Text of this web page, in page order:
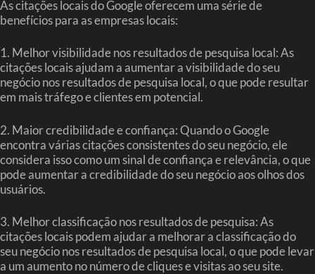
As citações locais do Google oferecem uma série de
benefícios para as empresas locais:
1. Melhor visibilidade nos resultados de pesquisa local: As
citações locais ajudam a aumentar a visibilidade do seu
negócio nos resultados de pesquisa local, o que pode resultar
em mais tráfego e clientes em potencial.
2. Maior credibilidade e confiança: Quando o Google
encontra várias citações consistentes do seu negócio, ele
considera isso como um sinal de confiança e relevância, o que
pode aumentar a credibilidade do seu negócio aos olhos dos
usuários.
3. Melhor classificação nos resultados de pesquisa: As
citações locais podem ajudar a melhorar a classificação do
seu negócio nos resultados de pesquisa local, o que pode levar
a um aumento no número de cliques e visitas ao seu site.